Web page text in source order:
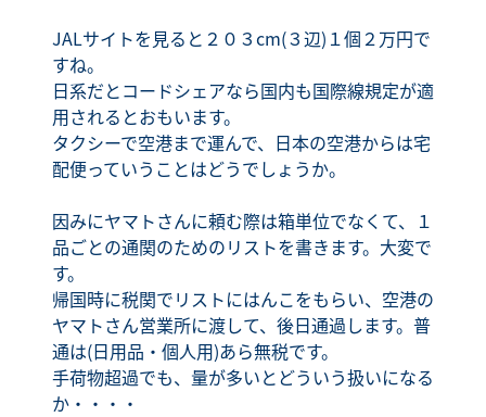
JALサイトを見ると２０３cm(３辺)１個２万円で
すね。
日系だとコードシェアなら国内も国際線規定が適
用されるとおもいます。
タクシーで空港まで運んで、日本の空港からは宅
配便っていうことはどうでしょうか。
因みにヤマトさんに頼む際は箱単位でなくて、１
品ごとの通関のためのリストを書きます。大変で
す。
帰国時に税関でリストにはんこをもらい、空港の
ヤマトさん営業所に渡して、後日通過します。普
通は(日用品・個人用)あら無税です。
手荷物超過でも、量が多いとどういう扱いになる
か・・・・